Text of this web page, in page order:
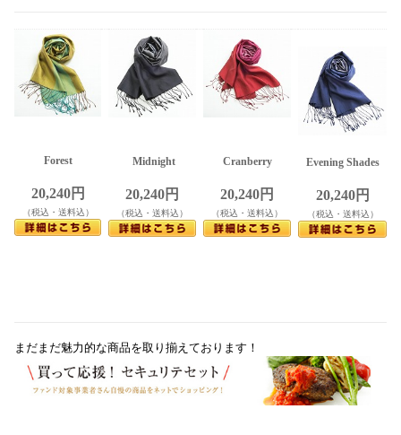
Forest
20,240円
（税込・送料込）
Midnight
20,240円
（税込・送料込）
Cranberry
20,240円
（税込・送料込）
Evening Shades
20,240円
（税込・送料込）
まだまだ魅力的な商品を取り揃えております！